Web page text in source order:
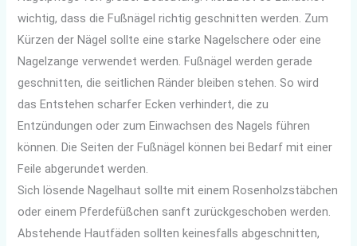
wichtig, dass die Fußnägel richtig geschnitten werden. Zum
Kürzen der Nägel sollte eine starke Nagelschere oder eine
Nagelzange verwendet werden. Fußnägel werden gerade
geschnitten, die seitlichen Ränder bleiben stehen. So wird
das Entstehen scharfer Ecken verhindert, die zu
Entzündungen oder zum Einwachsen des Nagels führen
können. Die Seiten der Fußnägel können bei Bedarf mit einer
Feile abgerundet werden.
Sich lösende Nagelhaut sollte mit einem Rosenholzstäbchen
oder einem Pferdefüßchen sanft zurückgeschoben werden.
Abstehende Hautfäden sollten keinesfalls abgeschnitten,